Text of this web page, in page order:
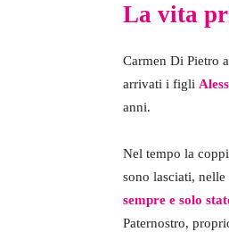
La vita
Carmen Di Pietro
arrivati i figli
anni.
Nel tempo la
sono lasciati,
sempre e solo
Paternostro,